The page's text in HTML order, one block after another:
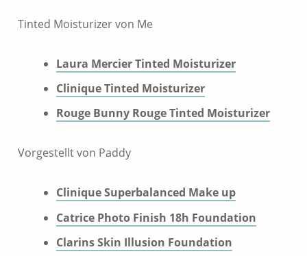
Tinted Moisturizer von Me
Laura Mercier Tinted Moisturizer
Clinique Tinted Moisturizer
Rouge Bunny Rouge Tinted Moisturizer
Vorgestellt von Paddy
Clinique Superbalanced Make up
Catrice Photo Finish 18h Foundation
Clarins Skin Illusion Foundation